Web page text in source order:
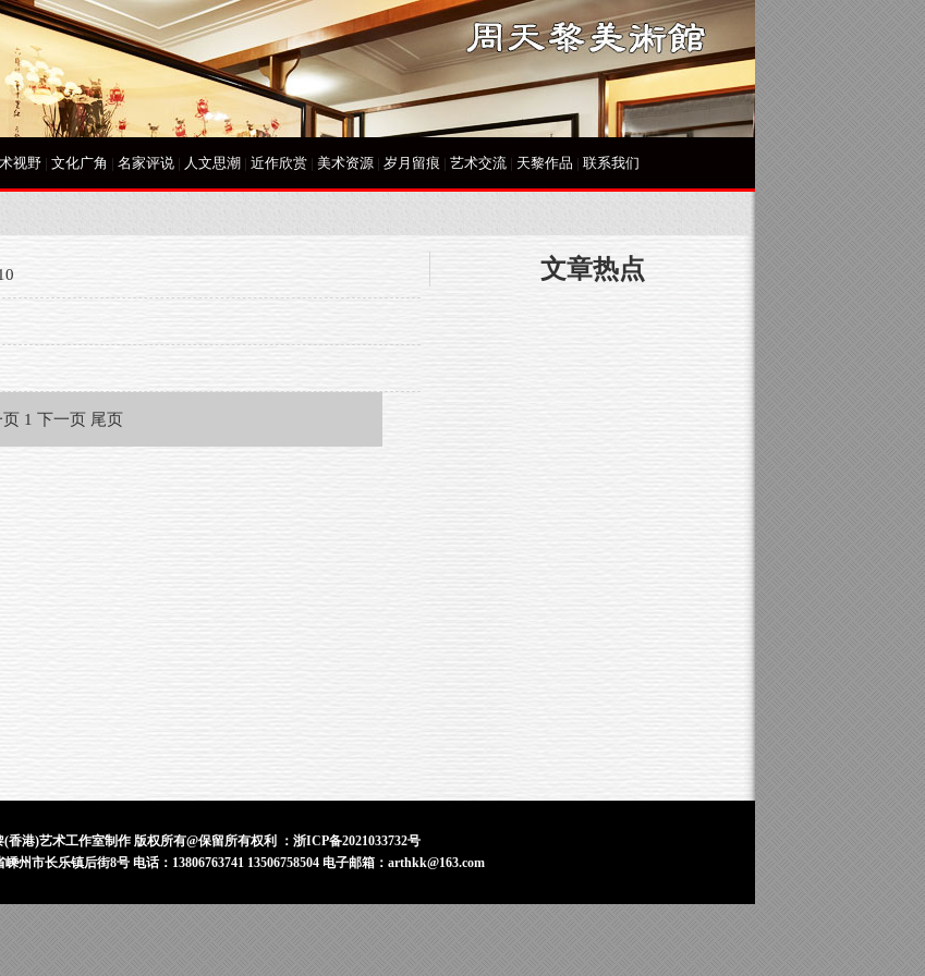
视野| 文化广角 | 名家评说| 人文思潮 | 近作欣赏| 美术资源| 岁月留痕 | 艺术交流| 天黎作品 | 联系我们
页 1 下一页 尾页
文章热点
(香港)艺术工作室制作 版权所有@保留所有权利 ： 浙ICP备2021033732号
州市长乐镇后街8号 电话：13806763741 13506758504 电子邮箱：arthkk@163.com